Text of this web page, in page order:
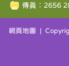
傳真：2656
網頁地圖 |